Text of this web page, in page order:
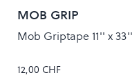
MOB GRIP
Mob Griptape 11'' x 33''
12,00 CHF